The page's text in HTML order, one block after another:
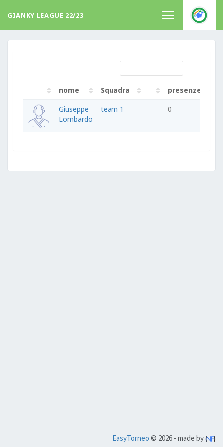
GIANKY LEAGUE 22/23
nome Squadra presenze
nome
Squadra presenze
Giuseppe
Lombardo
team 1 0
EasyTorneo © 2026 - made by